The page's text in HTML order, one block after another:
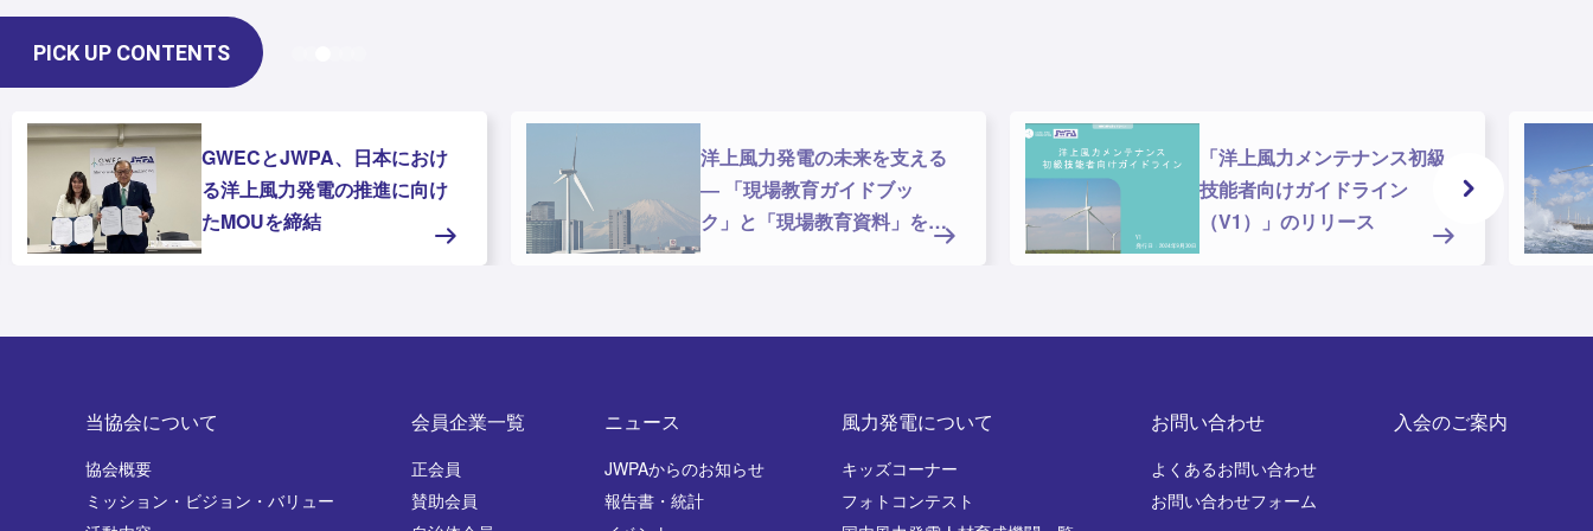
PICK UP CONTENTS
GWECとJWPA、日本におけ
る洋上風力発電の推進に向け
たMOUを締結
洋上風力発電の未来を支える
― 「現場教育ガイドブッ
ク」と「現場教育資料」を公
「洋上風力メンテナンス初級
技能者向けガイドライン
（V1）」のリリース
当協会について
協会概要
ミッション・ビジョン・バリュー
会員企業一覧
正会員
賛助会員
ニュース
JWPAからのお知らせ
報告書・統計
風力発電について
キッズコーナー
フォトコンテスト
お問い合わせ
よくあるお問い合わせ
お問い合わせフォーム
入会のご案内